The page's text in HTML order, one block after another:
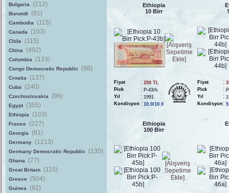
Bulgaria (212)
Burundi (81)
Cambodia (115)
Canada (103)
Chile (115)
China (492)
Colombia (133)
Congo Democratic Republic (98)
Croatia (137)
Cuba (240)
Czechoslovakia (96)
Egypt (355)
Ethiopia (103)
France (227)
Georgia (81)
Germany (1213)
Germany Democratic Republic (135)
Ghana (77)
Great Britain (115)
Greece (504)
Guinea (82)
Ethiopia
10 Birr
Fiyat : 250 TL
Pick
: P-43/b
Yıl
: 1991
Kondisyon : 10.0/10.0
Fiyat :
Pick
:
Yıl
:
Kondisyon :
Ethiopia
100 Birr